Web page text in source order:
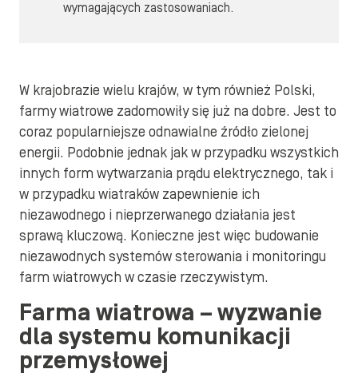
wymagających zastosowaniach.
W krajobrazie wielu krajów, w tym również Polski,
farmy wiatrowe zadomowiły się już na dobre. Jest to
coraz popularniejsze odnawialne źródło zielonej
energii. Podobnie jednak jak w przypadku wszystkich
innych form wytwarzania prądu elektrycznego, tak i
w przypadku wiatraków zapewnienie ich
niezawodnego i nieprzerwanego działania jest
sprawą kluczową. Konieczne jest więc budowanie
niezawodnych systemów sterowania i monitoringu
farm wiatrowych w czasie rzeczywistym.
Farma wiatrowa – wyzwanie
dla systemu komunikacji
przemysłowej